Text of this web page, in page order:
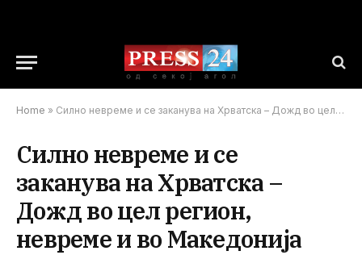
Home » Силно невреме и се заканува на Хрватска – Дожд во цел регион, невреме и во Македонија
Силно невреме и се
заканува на Хрватска –
Дожд во цел регион,
невреме и во Македонија